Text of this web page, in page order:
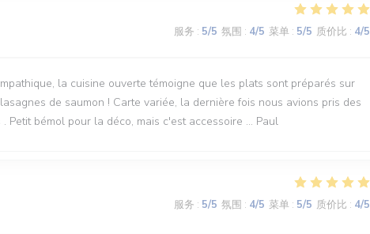
服务 : 5/5 氛围 : 4/5 菜单 : 5/5 质价比 : 4/5
la cuisine ouverte témoigne que les plats sont préparés sur
de saumon ! Carte variée, la dernière fois nous avions pris des
bémol pour la déco, mais c'est accessoire ... Paul
服务 : 5/5 氛围 : 4/5 菜单 : 5/5 质价比 : 4/5